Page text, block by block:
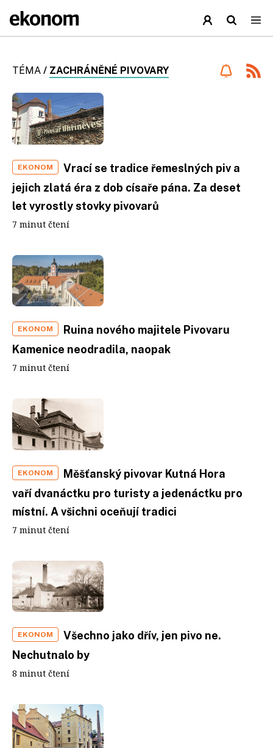
TÉMA / ZACHRÁNĚNÉ PIVOVARY
EKONOM
Vrací se tradice řemeslných piv a
jejich zlatá éra z dob císaře pána. Za deset
let vyrostly stovky pivovarů
7 minut čtení
EKONOM
Ruina nového majitele Pivovaru
Kamenice neodradila, naopak
7 minut čtení
EKONOM
Měšťanský pivovar Kutná Hora
vaří dvanáctku pro turisty a jedenáctku pro
místní. A všichni oceňují tradici
7 minut čtení
EKONOM
Všechno jako dřív, jen pivo ne.
Nechutnalo by
8 minut čtení